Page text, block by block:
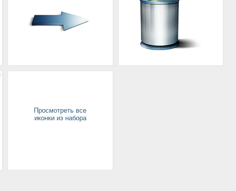
Просмотреть все
иконки из набора